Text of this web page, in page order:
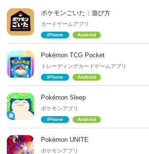
ポケモンごいた：遊び方
カードゲームアプリ
iPhone Android
Pokémon TCG Pocket
トレーディングカードゲームアプリ
iPhone Android
Pokémon Sleep
ポケモンアプリ
iPhone Android
Pokémon UNITE
ポケモンアプリ